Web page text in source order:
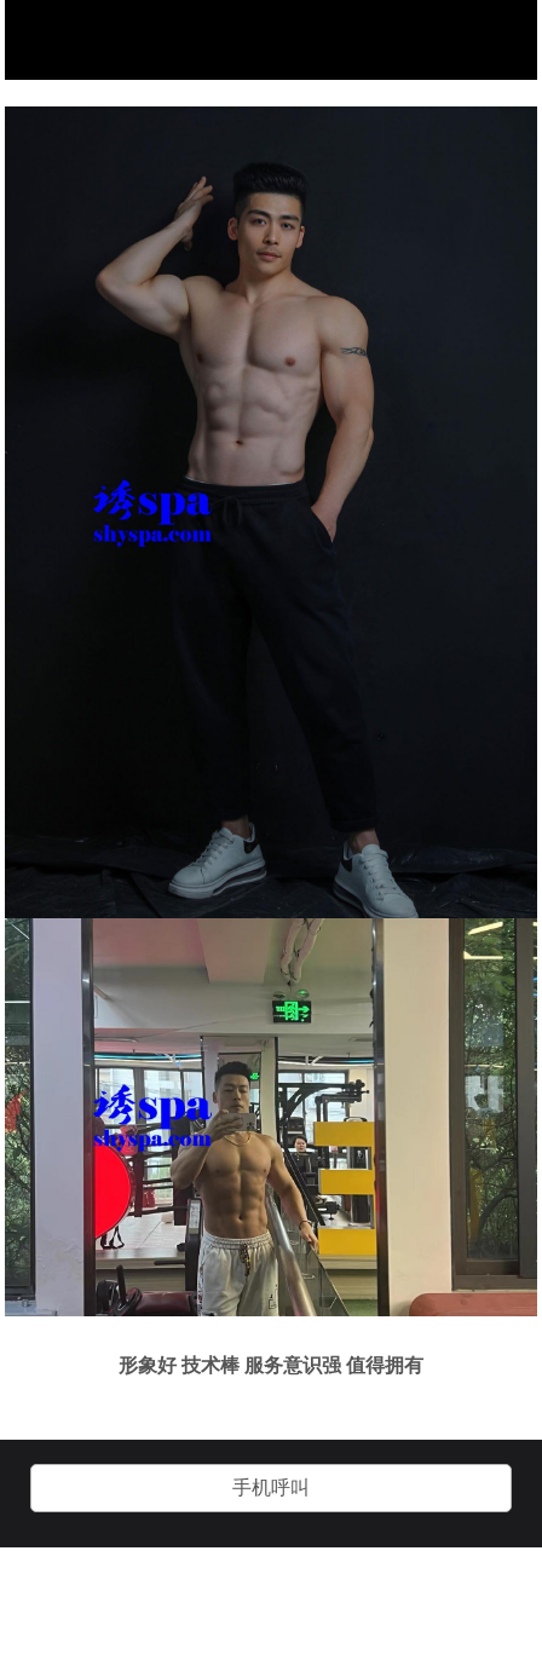
形象好 技术棒 服务意识强 值得拥有
手机呼叫